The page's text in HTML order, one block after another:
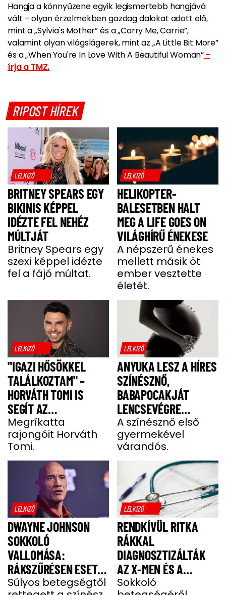
Hangja a könnyűzene egyik legismertebb hangjává
vált – olyan érzelmekben gazdag dalokat adott elő,
mint a „Sylvia's Mother” és a „Carry Me, Carrie”,
valamint olyan világslágerek, mint az „A Little Bit More”
és a „When You're In Love With A Beautiful Woman” -
írja a TMZ.
RIPOST HÍREK
LELKIZŐ
BRITNEY SPEARS EGY
BIKINIS KÉPPEL
IDÉZTE FEL NEHÉZ
MÚLTJÁT
Britney Spears egy
szexi képpel idézte
fel a fájó múltat.
LELKIZŐ
HELIKOPTER-
BALESETBEN HALT
MEG A LIFE GOES ON
VILÁGHÍRŰ ÉNEKESE
A népszerű énekes
mellett másik öt
ember vesztette
életét.
LELKIZŐ
"IGAZI HŐSÖKKEL
TALÁLKOZTAM" –
HORVÁTH TOMI IS
SEGÍT AZ
IZOMSORVADÁSOS
ALEXNEK
Megríkatta
rajongóit Horváth
Tomi.
LELKIZŐ
ANYUKA LESZ A HÍRES
SZÍNÉSZNŐ,
BABAPOCAKJÁT
LENCSEVÉGRE
KAPTÁK
A színésznő első
gyermekével
várandós.
LELKIZŐ
DWAYNE JOHNSON
SOKKOLÓ
VALLOMÁSA:
RÁKSZŰRÉSEN ESETT
ÁT A SZÍNÉSZ EGY
Súlyos betegségtől
LELKIZŐ
RENDKÍVÜL RITKA
RÁKKAL
DIAGNOSZTIZÁLTÁK
AZ X-MEN ÉS A
DEADPOOL SZTÁRJÁT
Sokkoló